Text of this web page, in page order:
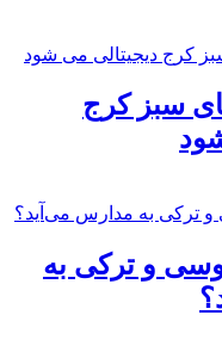
سبز کرج
و ترکی به